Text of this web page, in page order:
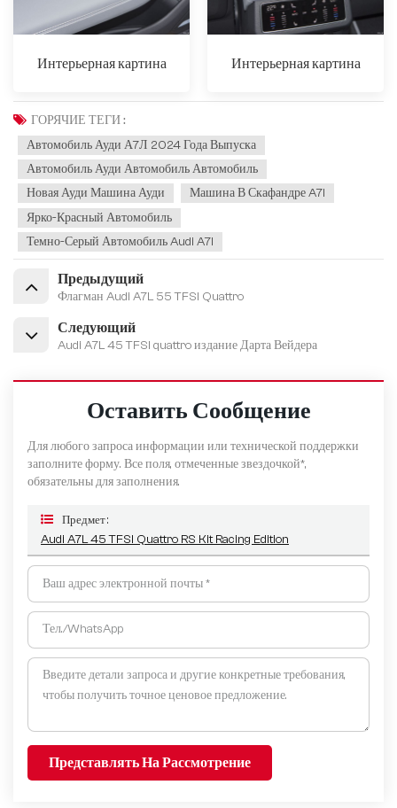
Интерьерная картина Интерьерная картина
ГОРЯЧИЕ ТЕГИ :
Автомобиль Ауди А7Л 2024 Года Выпуска
Автомобиль Ауди Автомобиль Автомобиль
Новая Ауди Машина Ауди
Машина В Скафандре A7l
Ярко-Красный Автомобиль
Темно-Серый Автомобиль Audi A7l
Предыдущий
Флагман Audi A7L 55 TFSI Quattro
Следующий
Audi A7L 45 TFSI quattro издание Дарта Вейдера
Оставить Сообщение
Для любого запроса информации или технической поддержки
заполните форму. Все поля, отмеченные звездочкой*,
обязательны для заполнения.
Предмет :
Audi A7L 45 TFSI Quattro RS Kit Racing Edition
Представлять На Рассмотрение